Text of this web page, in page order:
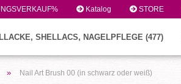
Katalog STORE
SHELLACS, NAGELPFLEGE (477)
ZUBEHÖR (224)
» Nail Art Brush 00 (in schwarz oder weiß)